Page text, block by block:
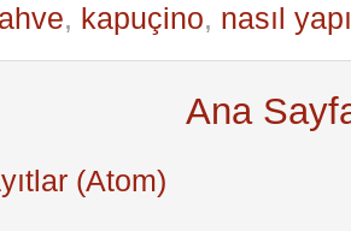
, kapuçino, nasıl
Ana
(Atom)